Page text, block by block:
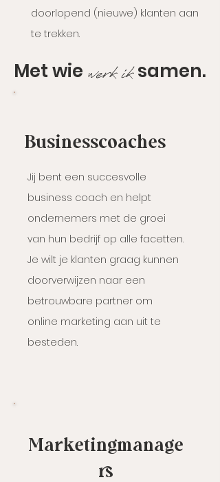
doorlopend (nieuwe) klanten aan
te trekken.
Met wie werk iksamen.
Businesscoaches
Jij bent een succesvolle
business coach en helpt
ondernemers met de groei
van hun bedrijf op alle facetten.
Je wilt je klanten graag kunnen
doorverwijzen naar een
betrouwbare partner om
online marketing aan uit te
besteden.
Marketingmanage
rs